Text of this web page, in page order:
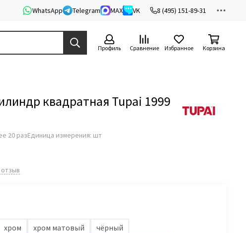
WhatsApp Telegram MAX VK 8 (495) 151-89-31
Профиль Сравнение Избранное Корзина
квадратная Tupai 1999
20 разЕдиница измерения: шт
хром хром матовый чёрный